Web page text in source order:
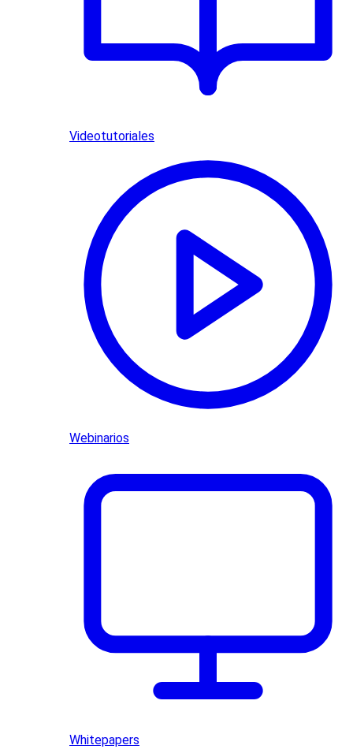
Videotutoriales
Webinarios
Whitepapers